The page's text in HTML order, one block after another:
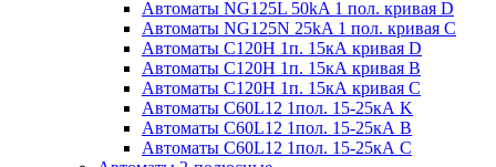
Автоматы NG125L 50kA 1 пол. кривая D
Автоматы NG125N 25kA 1 пол. кривая C
Автоматы С120H 1п. 15кА кривая D
Автоматы С120H 1п. 15кА кривая В
Автоматы С120H 1п. 15кА кривая С
Автоматы С60L12 1пол. 15-25кА K
Автоматы С60L12 1пол. 15-25кА В
Автоматы С60L12 1пол. 15-25кА С